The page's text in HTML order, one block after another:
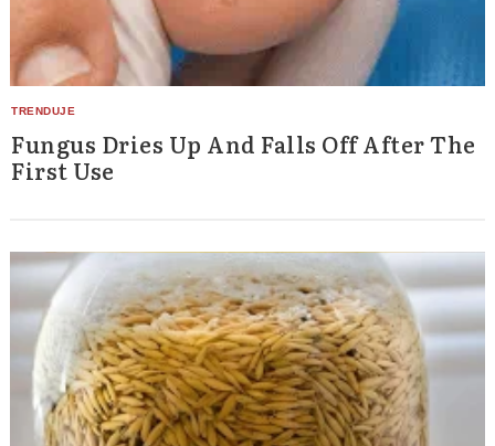
Fungus Dries Up And Falls Off After The
First Use